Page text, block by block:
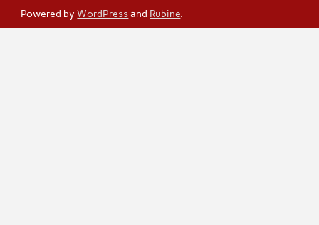
Powered byWordPressand Rubine